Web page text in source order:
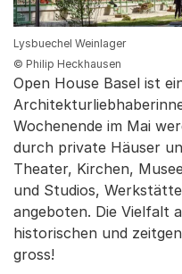
Lysbuechel Weinlager
© Philip Heckhausen
Open House Basel ist
Wochenende im Mai
durch private Häuser
Theater, Kirchen,
und Studios,
angeboten. Die Vielfalt
historischen und
gross!